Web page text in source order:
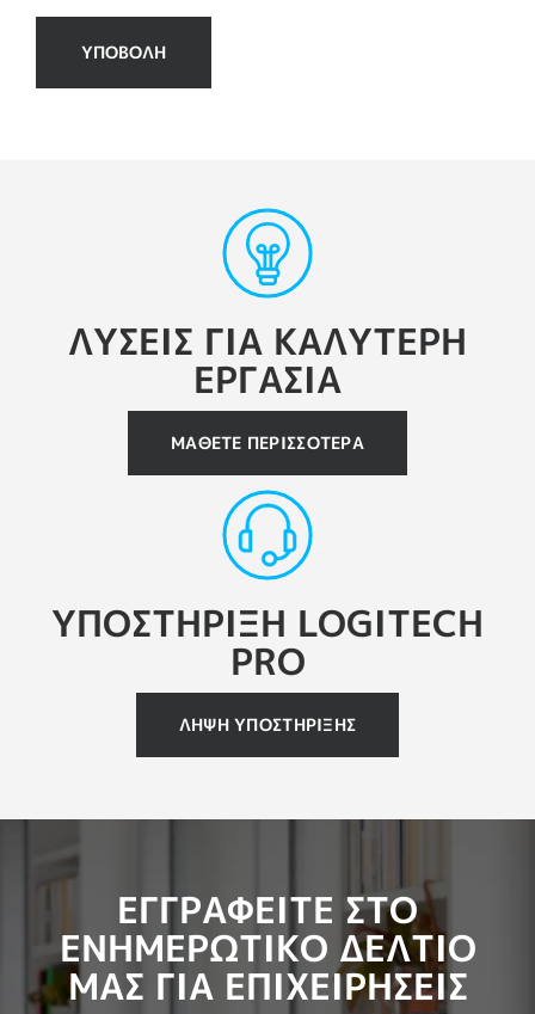
ΥΠΟΒΟΛΗ
ΛΥΣΕΙΣ ΓΙΑ ΚΑΛΥΤΕΡΗ
ΕΡΓΑΣΙΑ
ΜΆΘΕΤΕ ΠΕΡΙΣΣΌΤΕΡΑ
ΥΠΟΣΤΗΡΙΞΗ LOGITECH
PRO
ΛΗΨΗ ΥΠΟΣΤΗΡΙΞΗΣ
ΕΓΓΡΑΦΕΙΤΕ ΣΤΟ
ΕΝΗΜΕΡΩΤΙΚΟ ΔΕΛΤΙΟ
ΜΑΣ ΓΙΑ ΕΠΙΧΕΙΡΗΣΕΙΣ